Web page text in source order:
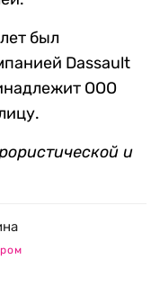
был
Dassault
ООО
и